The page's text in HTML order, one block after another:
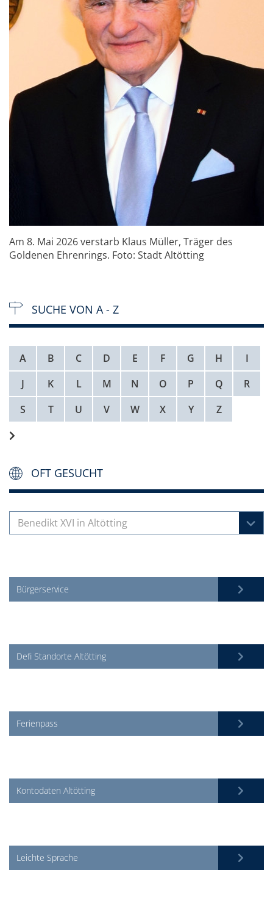
Am 8. Mai 2026 verstarb Klaus Müller, Träger des
Goldenen Ehrenrings. Foto: Stadt Altötting
SUCHE VON A - Z
A B C D E F G H
I
J
K L M N O P Q
R
S
T U V W X Y Z
OFT GESUCHT
Benedikt XVI in Altötting
Bürgerservice
Defi Standorte Altötting
Ferienpass
Kontodaten Altötting
Leichte Sprache